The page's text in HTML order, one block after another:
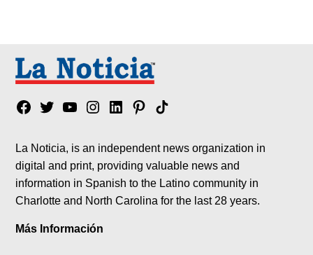
Facebook
TwitterYouTubeInstagram
LinkedinPinterest
Tik
La Noticia, is an independent news organization in
digital and print, providing valuable news and
information in Spanish to the Latino community in
Charlotte and North Carolina for the last 28 years.
Más Información